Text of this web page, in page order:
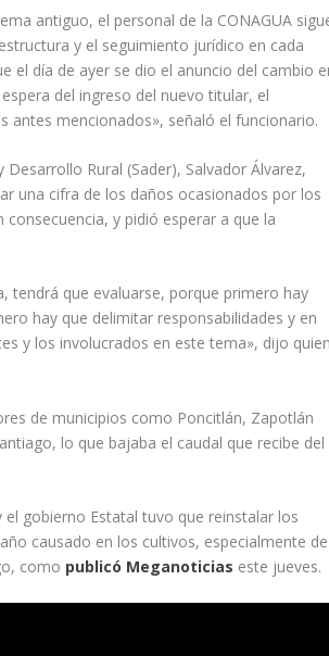
antiguo, el personal de la CONAGUA
y el seguimiento jurídico en cada
el día de ayer se dio el anuncio del cambio
del ingreso del nuevo titular, el
antes mencionados», señaló el funcionario.
Rural (Sader), Salvador Álvarez,
una cifra de los daños ocasionados por los
y pidió esperar a que la
tendrá que evaluarse, porque primero hay
hay que delimitar responsabilidades y en
y los involucrados en este tema», dijo
de municipios como Poncitlán, Zapotlán
lo que bajaba el caudal que recibe del
gobierno Estatal tuvo que reinstalar los
causado en los cultivos, especialmente de
como publicó Meganoticias este jueves.